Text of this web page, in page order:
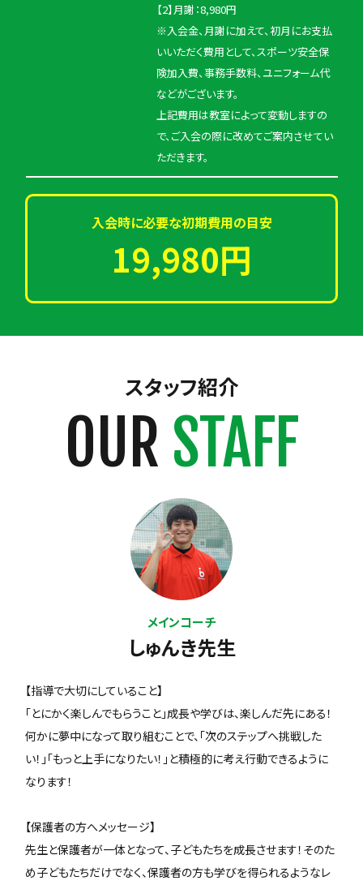
【2】月謝：8,980円
※入会金、月謝に加えて、初月にお支払
いいただく費用として、スポーツ安全保
険加入費、事務手数料、ユニフォーム代
などがございます。
上記費用は教室によって変動しますの
で、ご入会の際に改めてご案内させてい
ただきます。
入会時に必要な初期費用の目安
19,980円
スタッフ紹介
OUR STAFF
メインコーチ
しゅんき先生
【指導で大切にしていること】
「とにかく楽しんでもらうこと」成長や学びは、楽しんだ先にある！
何かに夢中になって取り組むことで、「次のステップへ挑戦した
い！」「もっと上手になりたい！」と積極的に考え行動できるように
なります！
【保護者の方へメッセージ】
先生と保護者が一体となって、子どもたちを成長させます！そのた
め子どもたちだけでなく、保護者の方も学びを得られるようなレ